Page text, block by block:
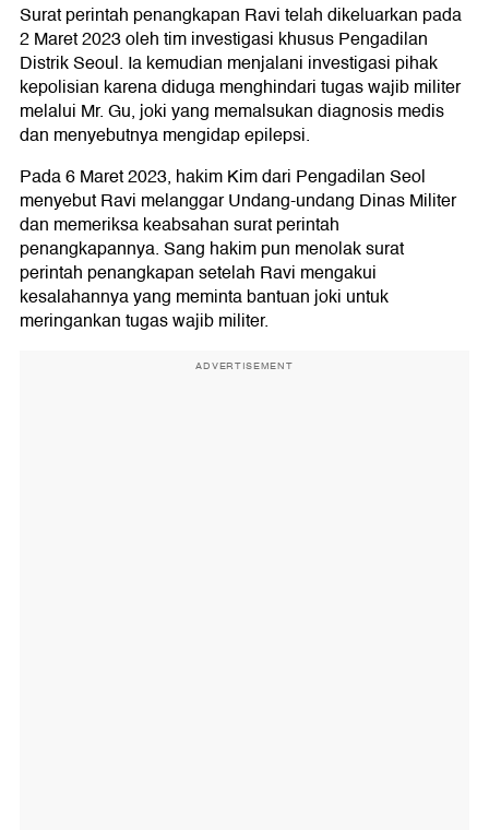
Surat perintah penangkapan Ravi telah dikeluarkan pada
2 Maret 2023 oleh tim investigasi khusus Pengadilan
Distrik Seoul. Ia kemudian menjalani investigasi pihak
kepolisian karena diduga menghindari tugas wajib militer
melalui Mr. Gu, joki yang memalsukan diagnosis medis
dan menyebutnya mengidap epilepsi.
Pada 6 Maret 2023, hakim Kim dari Pengadilan Seol
menyebut Ravi melanggar Undang-undang Dinas Militer
dan memeriksa keabsahan surat perintah
penangkapannya. Sang hakim pun menolak surat
perintah penangkapan setelah Ravi mengakui
kesalahannya yang meminta bantuan joki untuk
meringankan tugas wajib militer.
ADVERTISEMENT